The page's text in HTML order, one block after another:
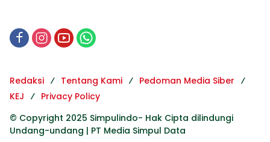
Redaksi Tentang Kami
Pedoman Media Siber
KEJ
Privacy Policy
© Copyright 2025 Simpulindo- Hak Cipta dilindungi
Undang-undang | PT Media Simpul Data